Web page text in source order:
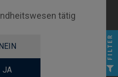
tätig
JA
FILTER